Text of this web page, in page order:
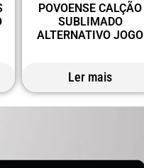
POVOENSE CALÇÃO
SUBLIMADO
ALTERNATIVO JOGO
Ler mais